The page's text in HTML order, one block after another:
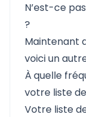
N’est-ce
?
Maintenant
voici un
À quelle
votre liste
Votre liste